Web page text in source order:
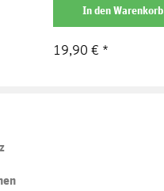
versus...
weiterlesen
In denWarenkorb
19,90 € *